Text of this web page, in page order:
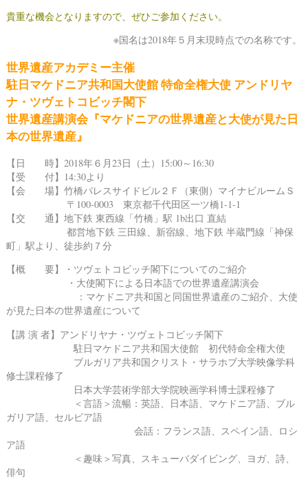
貴重な機会となりますので、ぜひご参加ください。
※国名は2018年５月末現時点での名称です。
世界遺産アカデミー主催
駐日マケドニア共和国大使館 特命全権大使 アンドリヤ
ナ・ツヴェトコビッチ閣下
世界遺産講演会『マケドニアの世界遺産と大使が見た日
本の世界遺産』
【日 時】2018年６月23日（土）15:00～16:30
【受 付】14:30より
【会 場】竹橋パレスサイドビル２Ｆ（東側）マイナビルームＳ
〒100-0003 東京都千代田区一ツ橋1-1-1
【交 通】地下鉄 東西線「竹橋」駅 1b出口 直結
都営地下鉄 三田線、新宿線、地下鉄 半蔵門線「神保
町」駅より、徒歩約７分
【概 要】・ツヴェトコビッチ閣下についてのご紹介
・大使閣下による日本語での世界遺産講演会
：マケドニア共和国と同国世界遺産のご紹介、大使
が見た日本の世界遺産について
【講 演 者】アンドリヤナ・ツヴェトコビッチ閣下
駐日マケドニア共和国大使館 初代特命全権大使
ブルガリア共和国クリスト・サラホブ大学映像学科
修士課程修了
日本大学芸術学部大学院映画学科博士課程修了
＜言語＞流暢：英語、日本語、マケドニア語、ブル
ガリア語、セルビア語
会話：フランス語、スペイン語、ロシ
ア語
＜趣味＞写真、スキューバダイビング、ヨガ、詩、
俳句